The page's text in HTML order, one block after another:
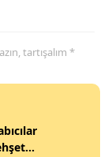
tartışalım *